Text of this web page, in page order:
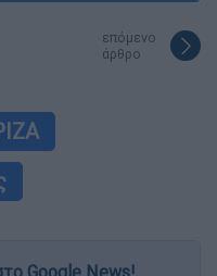
επόμενο
άρθρο